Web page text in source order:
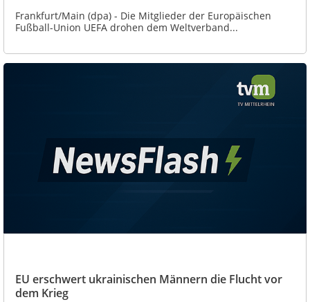
Frankfurt/Main (dpa) - Die Mitglieder der Europäischen
Fußball-Union UEFA drohen dem Weltverband...
EU erschwert ukrainischen Männern die Flucht vor
dem Krieg